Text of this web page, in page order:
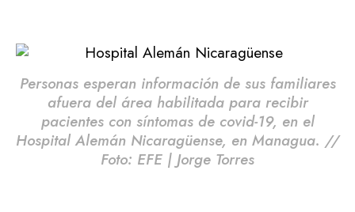
Personas esperan información de sus familiares
afuera del área habilitada para recibir
pacientes con síntomas de covid-19, en el
Hospital Alemán Nicaragüense, en Managua. //
Foto: EFE | Jorge Torres